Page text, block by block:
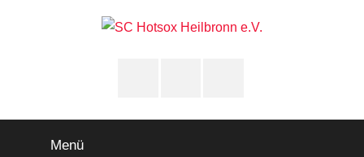
Heilbronn
Menü